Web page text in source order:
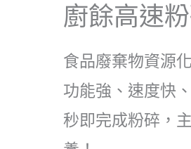
廚餘高速
食品廢棄物資源
功能強、速度快
秒即完成粉碎，